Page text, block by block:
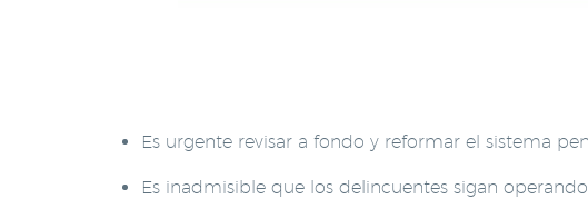
Es urgente revisar a fondo y reformar el sistema
Es inadmisible que los delincuentes sigan